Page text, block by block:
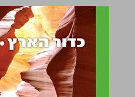
כדור הארץ סביבה אדם גאוגרפיה ופיתוח הסביבה לכיתה ח ... 0